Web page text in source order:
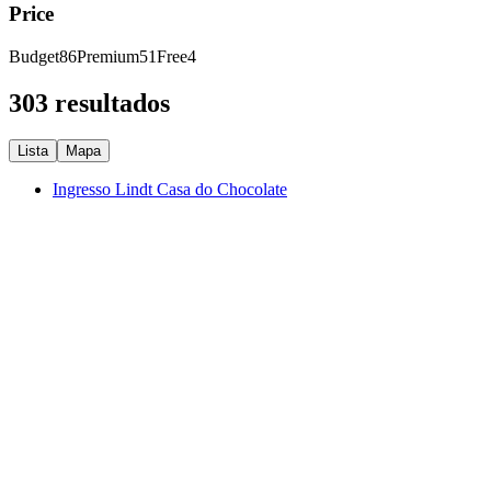
Price
Budget86Premium51Free4
303 resultados
Lista Mapa
Ingresso Lindt Casa do Chocolate